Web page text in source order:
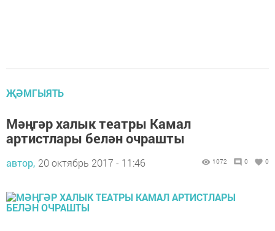
ҖӘМГЫЯТЬ
Мәңгәр халык театры Камал
артистлары белән очрашты
автор, 20 октябрь 2017 - 11:46 1072 0 0